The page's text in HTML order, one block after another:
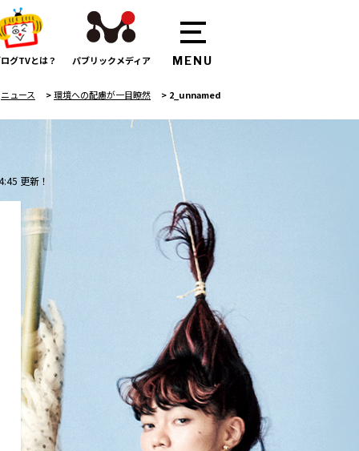
グTVとは？ パブリックメディア
ニュース >環境への配慮が一目瞭然 > 2_unnamed
更新！